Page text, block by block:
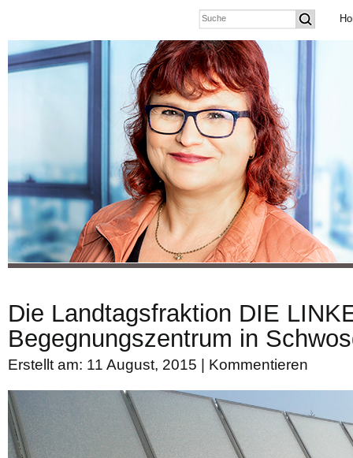
Die Landtagsfraktion DIE
Begegnungszentrum in
Erstellt am: 11 August, 2015 | Kommentieren